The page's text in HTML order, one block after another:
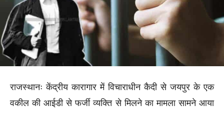
राजस्थानः केंद्रीय कारागार में विचाराधीन कैदी से जयपुर के एक
वकील की आईडी से फर्जी व्यक्ति से मिलने का मामला सामने आया